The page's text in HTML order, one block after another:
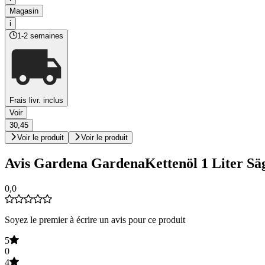
Magasin
i
1-2 semaines
Frais livr. inclus
Voir
30,45
Voir le produit
Voir le produit
Avis Gardena GardenaKettenöl 1 Liter
0,0
Soyez le premier à écrire un avis pour ce produit
5
0
4